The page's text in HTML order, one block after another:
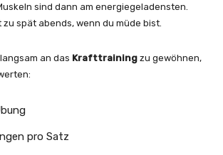
sind dann am energiegeladensten.
spät abends, wenn du müde bist.
an das Krafttraining zu gewöhnen,
pro Satz